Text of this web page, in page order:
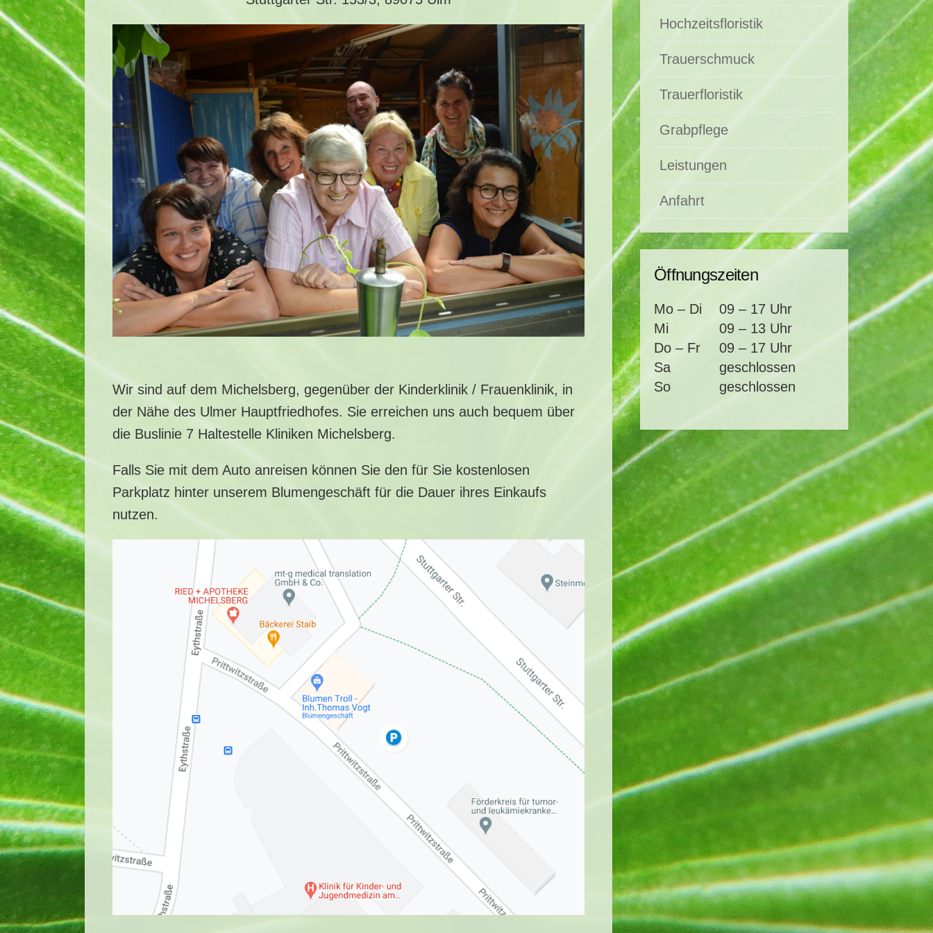
Wir sind auf dem Michelsberg, gegenüber der Kinderklinik / Frauenklinik, in
der Nähe des Ulmer Hauptfriedhofes. Sie erreichen uns auch bequem über
die Buslinie 7 Haltestelle Kliniken Michelsberg.
Falls Sie mit dem Auto anreisen können Sie den für Sie kostenlosen
Parkplatz hinter unserem Blumengeschäft für die Dauer ihres Einkaufs
nutzen.
Hochzeitsfloristik
Trauerschmuck
Trauerfloristik
Grabpflege
Leistungen
Anfahrt
Öffnungszeiten
Mo – Di
09 – 17 Uhr
Mi
09 – 13 Uhr
Do – Fr
09 – 17 Uhr
Sa
geschlossen
So
geschlossen